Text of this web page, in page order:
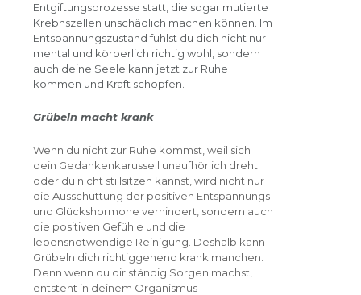
Entgiftungsprozesse statt, die sogar mutierte
Krebnszellen unschädlich machen können. Im
Entspannungszustand fühlst du dich nicht nur
mental und körperlich richtig wohl, sondern
auch deine Seele kann jetzt zur Ruhe
kommen und Kraft schöpfen.
Grübeln macht krank
Wenn du nicht zur Ruhe kommst, weil sich
dein Gedankenkarussell unaufhörlich dreht
oder du nicht stillsitzen kannst, wird nicht nur
die Ausschüttung der positiven Entspannungs-
und Glückshormone verhindert, sondern auch
die positiven Gefühle und die
lebensnotwendige Reinigung. Deshalb kann
Grübeln dich richtiggehend krank manchen.
Denn wenn du dir ständig Sorgen machst,
entsteht in deinem Organismus